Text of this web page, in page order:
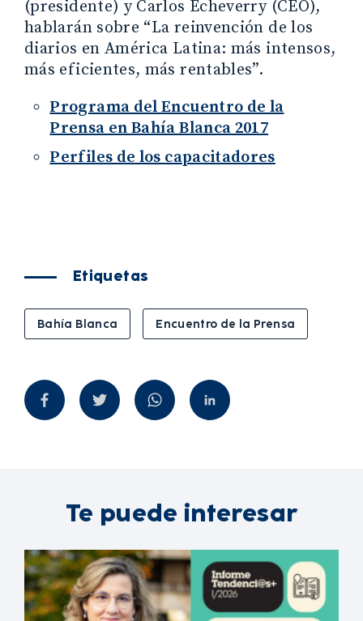
(presidente) y Carlos Echeverry (CEO),
hablarán sobre “La reinvención de los
diarios en América Latina: más intensos,
más eficientes, más rentables”.
Programa del Encuentro de la
Prensa en Bahía Blanca 2017
Perfiles de los capacitadores
Etiquetas
Bahía Blanca Encuentro de la Prensa
Te puede interesar